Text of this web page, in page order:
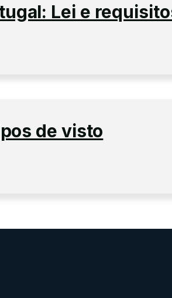
Lei e
de visto